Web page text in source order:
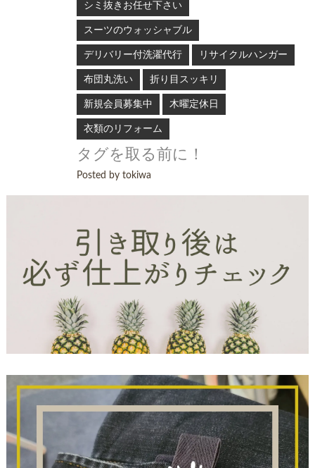
シミ抜きお任せ下さい
スーツのウォッシャブル
デリバリー付洗濯代行 リサイクルハンガー
布団丸洗い 折り目スッキリ
新規会員募集中 木曜定休日
衣類のリフォーム
タグを取る前に！
Posted by tokiwa